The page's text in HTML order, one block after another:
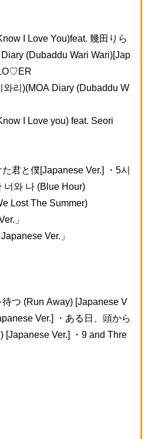
I Love You)feat. 幾田りら
(Dubaddu Wari Wari)[Jap
와리)(MOA Diary (Dubaddu W
I Love you) feat. Seori
君と僕[Japanese Ver.] ・5시
너와 나 (Blue Hour)
Lost The Summer)
」
Ver.」
待つ (Run Away) [Japanese V
Ver.] ・ある日、頭から
[Japanese Ver.] ・9 and Thre